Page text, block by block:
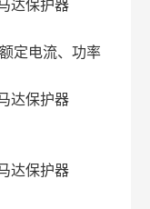
定电流、功率